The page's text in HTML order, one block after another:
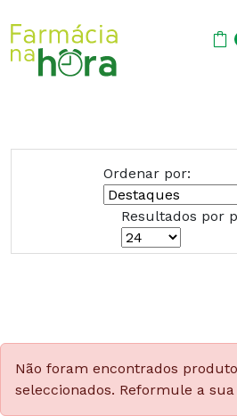
Ordenar por:
Resultados por
Não foram encontrados
seleccionados. Reformule a